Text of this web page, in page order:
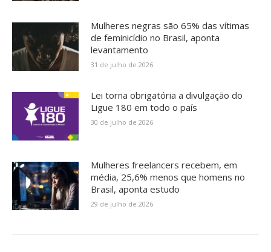
Mulheres negras são 65% das vítimas
de feminicídio no Brasil, aponta
levantamento
31 de julho de 2026
Lei torna obrigatória a divulgação do
Ligue 180 em todo o país
30 de julho de 2026
Mulheres freelancers recebem, em
média, 25,6% menos que homens no
Brasil, aponta estudo
29 de julho de 2026